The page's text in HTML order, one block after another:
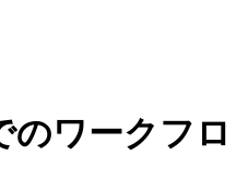
のワークフロ